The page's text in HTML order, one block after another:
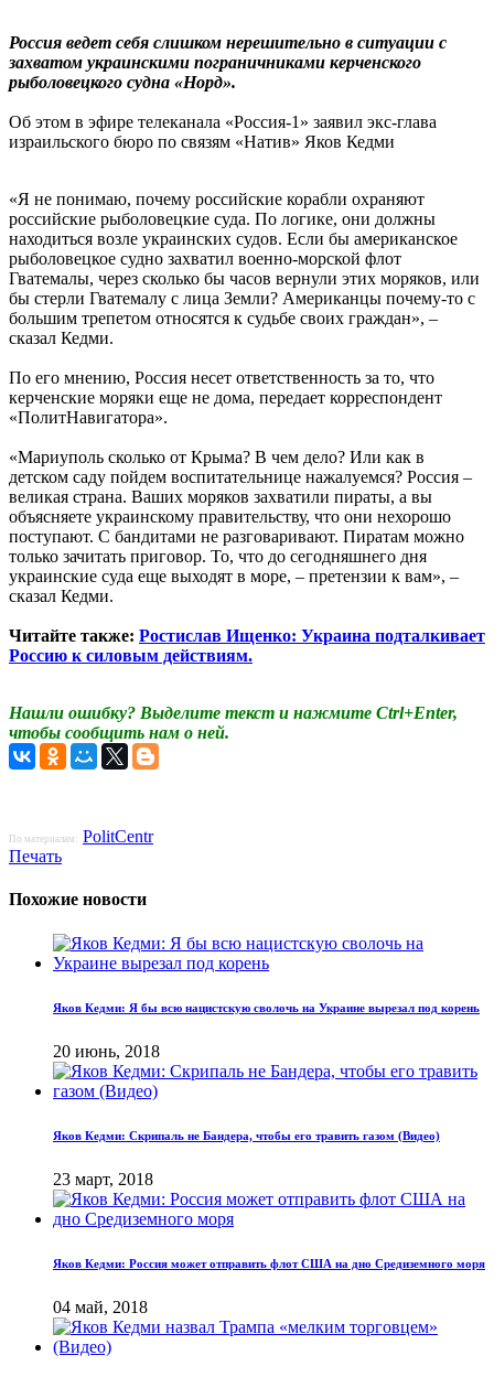
Россия ведет себя слишком нерешительно в ситуации с
захватом украинскими пограничниками керченского
рыболовецкого судна «Норд».
Об этом в эфире телеканала «Россия-1» заявил экс-глава
израильского бюро по связям «Натив» Яков Кедми
«Я не понимаю, почему российские корабли охраняют
российские рыболовецкие суда. По логике, они должны
находиться возле украинских судов. Если бы американское
рыболовецкое судно захватил военно-морской флот
Гватемалы, через сколько бы часов вернули этих моряков, или
бы стерли Гватемалу с лица Земли? Американцы почему-то с
большим трепетом относятся к судьбе своих граждан», –
сказал Кедми.
По его мнению, Россия несет ответственность за то, что
керченские моряки еще не дома, передает корреспондент
«ПолитНавигатора».
«Мариуполь сколько от Крыма? В чем дело? Или как в
детском саду пойдем воспитательнице нажалуемся? Россия –
великая страна. Ваших моряков захватили пираты, а вы
объясняете украинскому правительству, что они нехорошо
поступают. С бандитами не разговаривают. Пиратам можно
только зачитать приговор. То, что до сегодняшнего дня
украинские суда еще выходят в море, – претензии к вам», –
сказал Кедми.
Читайте также: Ростислав Ищенко: Украина подталкивает
Россию к силовым действиям.
Нашли ошибку? Выделите текст и нажмите Ctrl+Enter,
чтобы сообщить нам о ней.
По материалам: PolitCentr
Печать
Похожие новости
Яков Кедми: Я бы всю нацистскую сволочь на Украине вырезал под корень
20 июнь, 2018
Яков Кедми: Скрипаль не Бандера, чтобы его травить газом (Видео)
23 март, 2018
Яков Кедми: Россия может отправить флот США на дно Средиземного моря
04 май, 2018